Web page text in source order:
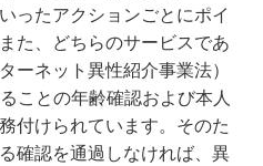
ったアクションごとにポイ
た、どちらのサービスであ
ーネット異性紹介事業法）
ことの年齢確認および本人
付けられています。そのた
確認を通過しなければ、異